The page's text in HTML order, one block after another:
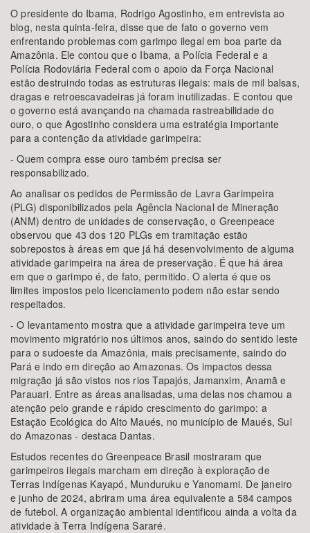
O presidente do Ibama, Rodrigo Agostinho, em entrevista ao
blog, nesta quinta-feira, disse que de fato o governo vem
enfrentando problemas com garimpo ilegal em boa parte da
Amazônia. Ele contou que o Ibama, a Polícia Federal e a
Polícia Rodoviária Federal com o apoio da Força Nacional
estão destruindo todas as estruturas ilegais: mais de mil balsas,
dragas e retroescavadeiras já foram inutilizadas. E contou que
o governo está avançando na chamada rastreabilidade do
ouro, o que Agostinho considera uma estratégia importante
para a contenção da atividade garimpeira:
- Quem compra esse ouro também precisa ser
responsabilizado.
Ao analisar os pedidos de Permissão de Lavra Garimpeira
(PLG) disponibilizados pela Agência Nacional de Mineração
(ANM) dentro de unidades de conservação, o Greenpeace
observou que 43 dos 120 PLGs em tramitação estão
sobrepostos à áreas em que já há desenvolvimento de alguma
atividade garimpeira na área de preservação. É que há área
em que o garimpo é, de fato, permitido. O alerta é que os
limites impostos pelo licenciamento podem não estar sendo
respeitados.
- O levantamento mostra que a atividade garimpeira teve um
movimento migratório nos últimos anos, saindo do sentido leste
para o sudoeste da Amazônia, mais precisamente, saindo do
Pará e indo em direção ao Amazonas. Os impactos dessa
migração já são vistos nos rios Tapajós, Jamanxim, Anamã e
Parauari. Entre as áreas analisadas, uma delas nos chamou a
atenção pelo grande e rápido crescimento do garimpo: a
Estação Ecológica do Alto Maués, no município de Maués, Sul
do Amazonas - destaca Dantas.
Estudos recentes do Greenpeace Brasil mostraram que
garimpeiros ilegais marcham em direção à exploração de
Terras Indígenas Kayapó, Munduruku e Yanomami. De janeiro
e junho de 2024, abriram uma área equivalente a 584 campos
de futebol. A organização ambiental identificou ainda a volta da
atividade à Terra Indígena Sararé.